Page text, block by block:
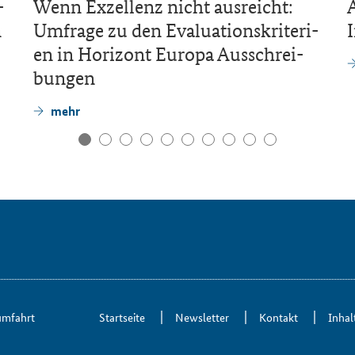
Wenn Ex­zel­lenz nicht aus­reicht:
Um­fra­ge zu den Eva­lua­ti­ons­kri­te­ri­
en in Ho­ri­zont Eu­ro­pa Aus­schrei­
bun­gen
mehr
Start­sei­te News­let­ter Kon­takt